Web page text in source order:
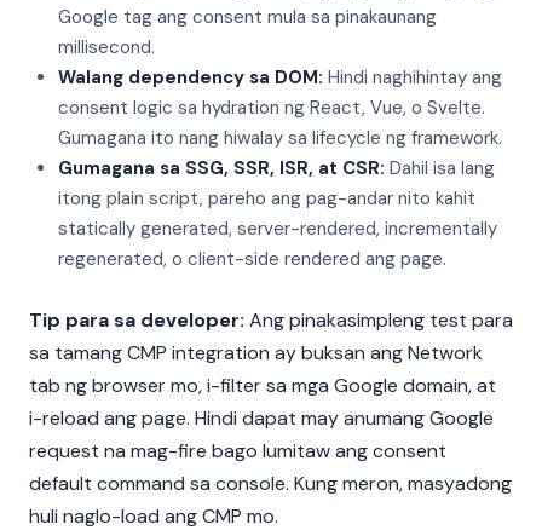
Google tag ang consent mula sa pinakaunang
millisecond.
Walang dependency sa DOM: Hindi naghihintay ang
consent logic sa hydration ng React, Vue, o Svelte.
Gumagana ito nang hiwalay sa lifecycle ng framework.
Gumagana sa SSG, SSR, ISR, at CSR: Dahil isa lang
itong plain script, pareho ang pag-andar nito kahit
statically generated, server-rendered, incrementally
regenerated, o client-side rendered ang page.
Tip para sa developer: Ang pinakasimpleng test para
sa tamang CMP integration ay buksan ang Network
tab ng browser mo, i-filter sa mga Google domain, at
i-reload ang page. Hindi dapat may anumang Google
request na mag-fire bago lumitaw ang consent
default command sa console. Kung meron, masyadong
huli naglo-load ang CMP mo.